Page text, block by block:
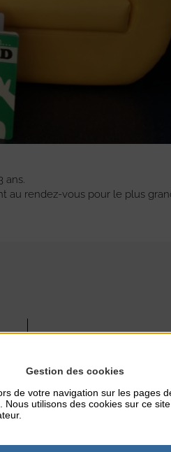
ans.
au rendez-vous pour le plus
TARIFS
Gestion des cookies
de votre navigation sur les pages
Nous utilisons des cookies sur ce